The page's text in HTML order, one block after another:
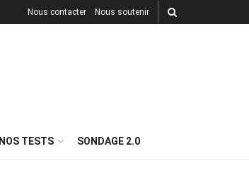
Nous contacter Nous soutenir
NOS TESTS SONDAGE 2.0